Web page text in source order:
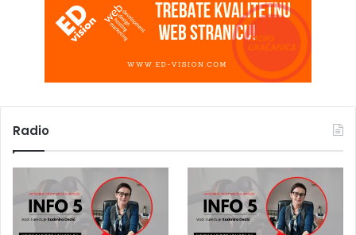
Radio